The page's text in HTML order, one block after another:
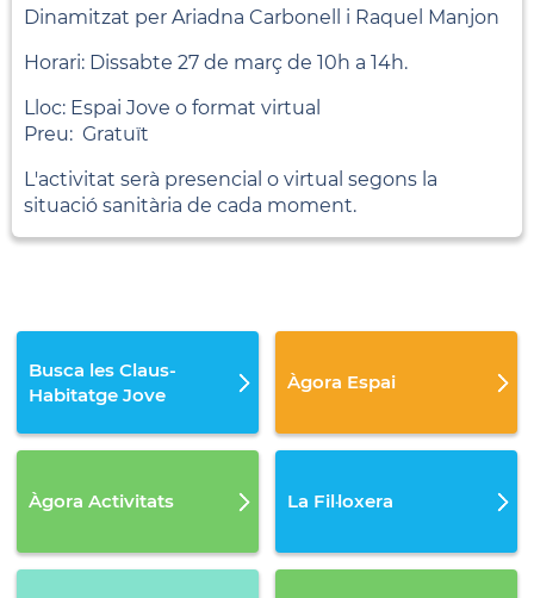
Dinamitzat per Ariadna Carbonell i Raquel Manjon
Horari: Dissabte 27 de març de 10h a 14h.
Lloc: Espai Jove o format virtual
Preu: Gratuït
L'activitat serà presencial o virtual segons la
situació sanitària de cada moment.
Busca les Claus-
Habitatge Jove
Àgora Espai
Àgora Activitats La Fil·loxera